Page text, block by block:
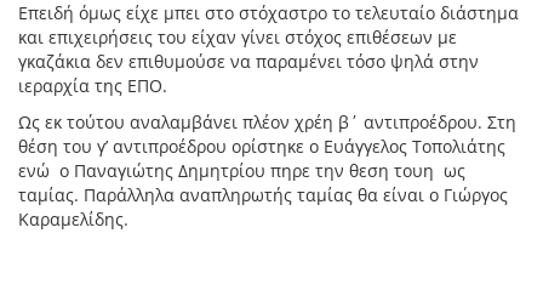
Επειδή όμως είχε μπει στο στόχαστρο το τελευταίο διάστημα
και επιχειρήσεις του είχαν γίνει στόχος επιθέσεων με
γκαζάκια δεν επιθυμούσε να παραμένει τόσο ψηλά στην
ιεραρχία της ΕΠΟ.
Ως εκ τούτου αναλαμβάνει πλέον χρέη β΄ αντιπροέδρου. Στη
θέση του γ’ αντιπροέδρου ορίστηκε ο Ευάγγελος Τοπολιάτης
ενώ ο Παναγιώτης Δημητρίου πηρε την θεση τουη ως
ταμίας. Παράλληλα αναπληρωτής ταμίας θα είναι ο Γιώργος
Καραμελίδης.